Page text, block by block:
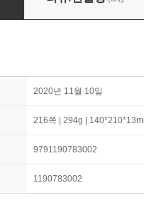
2020년 11월 10일
216쪽 | 294g |
9791190783002
1190783002